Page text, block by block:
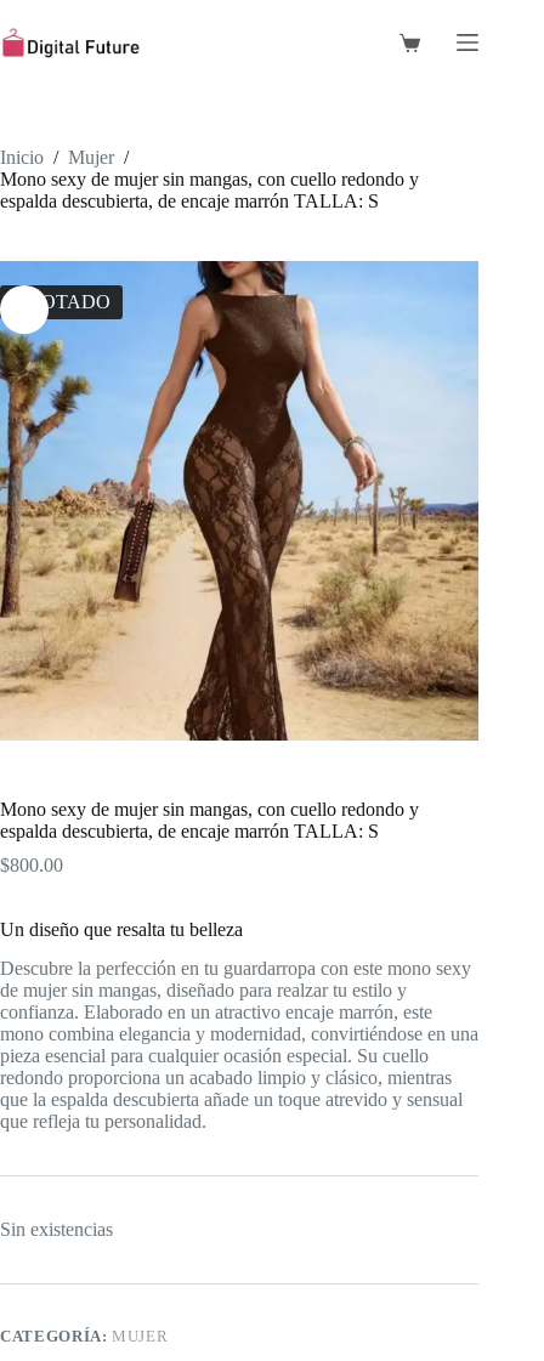
al
contenido
Carro
Inicio / Mujer /
Mono sexy de mujer sin mangas, con cuello redondo y
espalda descubierta, de encaje marrón TALLA: S
AGOTADO
Mono sexy de mujer sin mangas, con cuello redondo y
espalda descubierta, de encaje marrón TALLA: S
$800.00
Un diseño que resalta tu belleza
Descubre la perfección en tu guardarropa con este mono sexy
de mujer sin mangas, diseñado para realzar tu estilo y
confianza. Elaborado en un atractivo encaje marrón, este
mono combina elegancia y modernidad, convirtiéndose en una
pieza esencial para cualquier ocasión especial. Su cuello
redondo proporciona un acabado limpio y clásico, mientras
que la espalda descubierta añade un toque atrevido y sensual
que refleja tu personalidad.
Sin existencias
CATEGORÍA:MUJER